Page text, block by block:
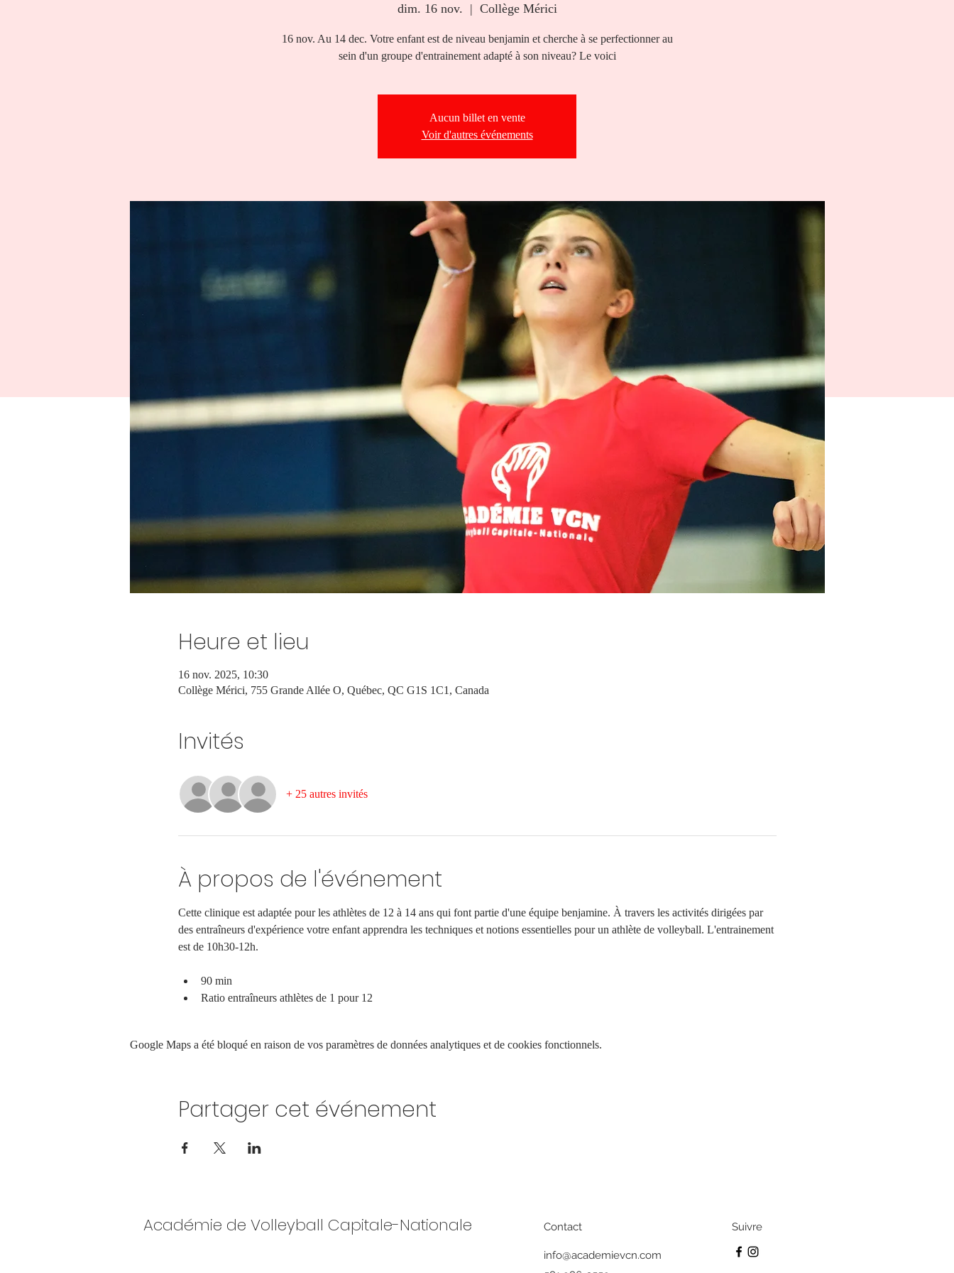
dim. 16 nov.
  |
Collège Mérici
16 nov. Au 14 dec. Votre enfant est de niveau benjamin et cherche à se perfectionner au
sein d'un groupe d'entrainement adapté à son niveau? Le voici
Aucun billet en vente
Voir d'autres événements
Heure et lieu
16 nov. 2025, 10:30
Collège Mérici, 755 Grande Allée O, Québec, QC G1S 1C1, Canada
Invités
+ 25 autres invités
À propos de l'événement
Cette clinique est adaptée pour les athlètes de 12 à 14 ans qui font partie d'une équipe benjamine. À travers les activités dirigées par
des entraîneurs d'expérience votre enfant apprendra les techniques et notions essentielles pour un athlète de volleyball. L'entrainement
est de 10h30-12h.
90 min
Ratio entraîneurs athlètes de 1 pour 12
Google Maps a été bloqué en raison de vos paramètres de données analytiques et de cookies fonctionnels.
Partager cet événement
Académie de Volleyball Capitale-Nationale Contact
info@academievcn.com
Suivre